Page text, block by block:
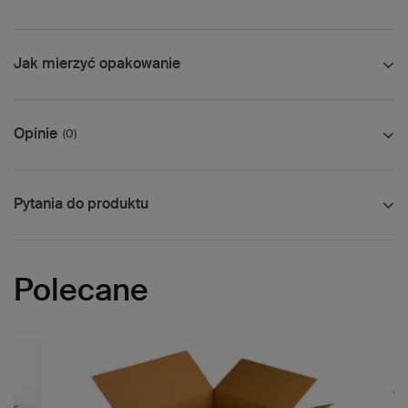
Jak mierzyć opakowanie
Opinie (0)
Pytania do produktu
Polecane